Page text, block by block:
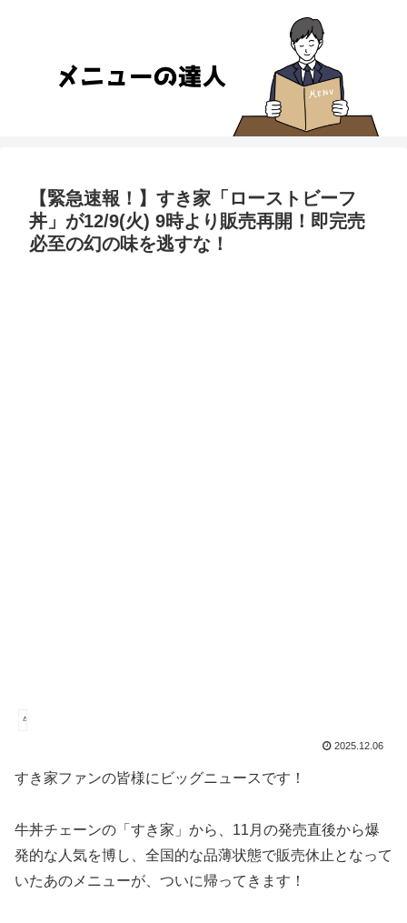
【緊急速報！】すき家「ローストビーフ
丼」が12/9(火) 9時より販売再開！即完売
必至の幻の味を逃すな！
牛丼
2025.12.06
すき家ファンの皆様にビッグニュースです！
牛丼チェーンの「すき家」から、11月の発売直後から爆
発的な人気を博し、全国的な品薄状態で販売休止となって
いたあのメニューが、ついに帰ってきます！